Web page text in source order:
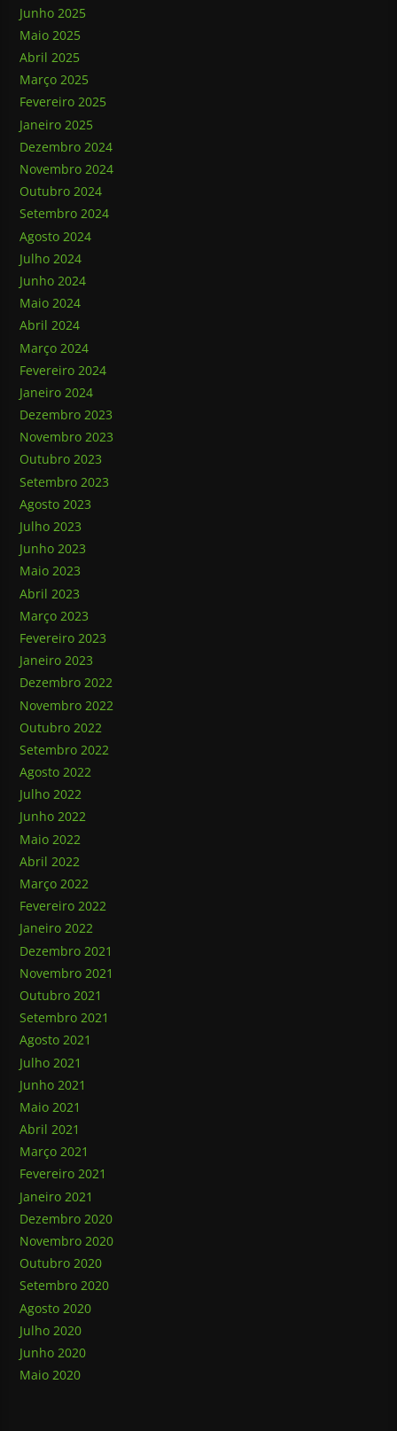
Junho 2025
Maio 2025
Abril 2025
Março 2025
Fevereiro 2025
Janeiro 2025
Dezembro 2024
Novembro 2024
Outubro 2024
Setembro 2024
Agosto 2024
Julho 2024
Junho 2024
Maio 2024
Abril 2024
Março 2024
Fevereiro 2024
Janeiro 2024
Dezembro 2023
Novembro 2023
Outubro 2023
Setembro 2023
Agosto 2023
Julho 2023
Junho 2023
Maio 2023
Abril 2023
Março 2023
Fevereiro 2023
Janeiro 2023
Dezembro 2022
Novembro 2022
Outubro 2022
Setembro 2022
Agosto 2022
Julho 2022
Junho 2022
Maio 2022
Abril 2022
Março 2022
Fevereiro 2022
Janeiro 2022
Dezembro 2021
Novembro 2021
Outubro 2021
Setembro 2021
Agosto 2021
Julho 2021
Junho 2021
Maio 2021
Abril 2021
Março 2021
Fevereiro 2021
Janeiro 2021
Dezembro 2020
Novembro 2020
Outubro 2020
Setembro 2020
Agosto 2020
Julho 2020
Junho 2020
Maio 2020